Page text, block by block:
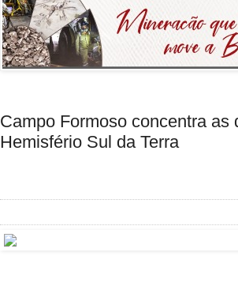
Campo Formoso concentra
Hemisfério Sul da Terra